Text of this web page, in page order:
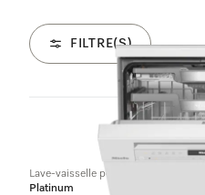
FILTRE(S)
16
Lave-vaisselle posable
Platinum